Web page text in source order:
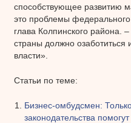
способствующее развитию
это проблемы
глава Колпинского района.
страны должно
власти».
Статьи по теме:
Бизнес-омбудсмен:
законодательства